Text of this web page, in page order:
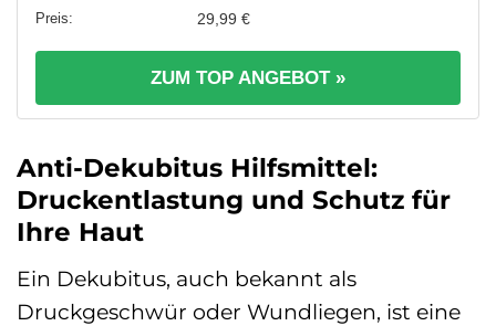
29,99 €
ZUM TOP ANGEBOT »
Anti-Dekubitus Hilfsmittel:
Druckentlastung und Schutz für
Ihre Haut
Ein Dekubitus, auch bekannt als
Druckgeschwür oder Wundliegen, ist eine